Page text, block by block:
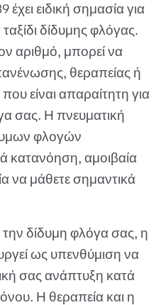
ειδική σημασία για
δίδυμης φλόγας.
αριθμό, μπορεί να
θεραπείας ή
είναι απαραίτητη για
σας. Η πνευματική
φλογών
κατανόηση, αμοιβαία
να μάθετε σημαντικά
την δίδυμη φλόγα σας, η
ως υπενθύμιση να
σας ανάπτυξη κατά
Η θεραπεία και η